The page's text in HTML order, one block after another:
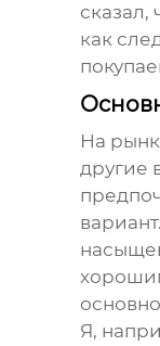
сказал,
как
На
другие
Я,